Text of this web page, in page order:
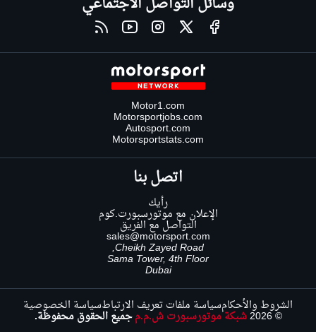
Motor1.com
Motorsportjobs.com
Autosport.com
Motorsportstats.com
اتصل بنا
رأيك
الإعلان مع موتورسبورت.كوم
التواصل مع الفريق
sales@motorsport.com
Cheikh Zayed Road,
Sama Tower, 4th Floor
Dubai
© 2026 شبكة موتورسبورت ش.م.م جميع الحقوق محفوظة.
الشروط والأحكامسياسة ملفات تعريف الارتباطسياسة الخصوصية